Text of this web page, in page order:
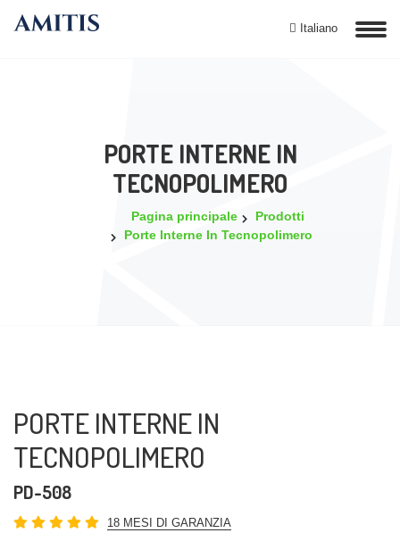
Italiano
PORTE INTERNE IN
TECNOPOLIMERO
Pagina principale
Prodotti
Porte Interne In Tecnopolimero
PORTE INTERNE IN
TECNOPOLIMERO
PD-508
18 MESI DI GARANZIA